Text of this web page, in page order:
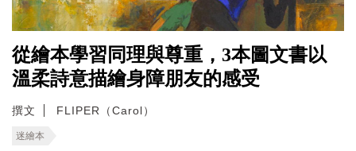
從繪本學習同理與尊重，3本圖文書以
溫柔詩意描繪身障朋友的感受
撰文 FLIPER（Carol）
迷繪本